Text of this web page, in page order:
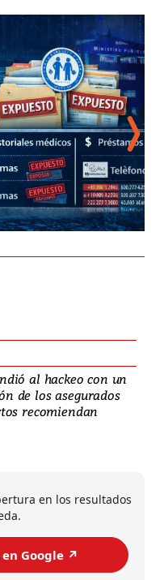
al hackeo con un
de los asegurados
recomiendan
en los resultados
Google ↗️